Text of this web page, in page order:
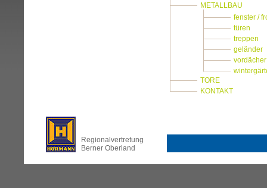
METALLBAU
fenster /
türen
treppen
geländer
vordächer
TORE
KONTAKT
Regionalvertretung
Berner Oberland